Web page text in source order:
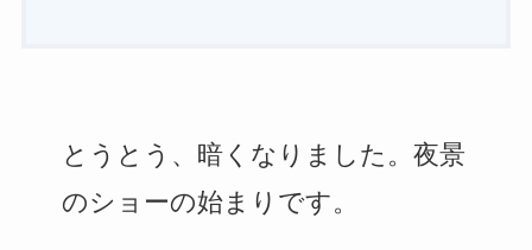
とうとう、暗くなりました。夜景
のショーの始まりです。